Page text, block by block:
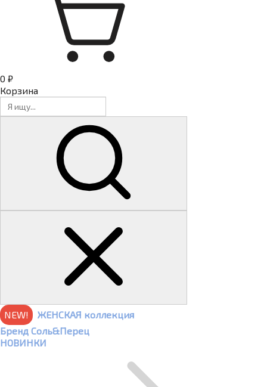
0 ₽
Корзина
NEW!
ЖЕНСКАЯ коллекция
Бренд Соль&Перец
НОВИНКИ